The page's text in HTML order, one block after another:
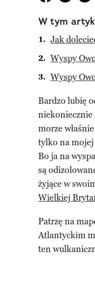
W tym
Jak
Wyspy
Wyspy
Bardzo lubię
niekoniecznie
morze
tylko na mojej
Bo ja na
są
żyjące w
Wielkiej
Patrzę na
Atlantyckim
ten